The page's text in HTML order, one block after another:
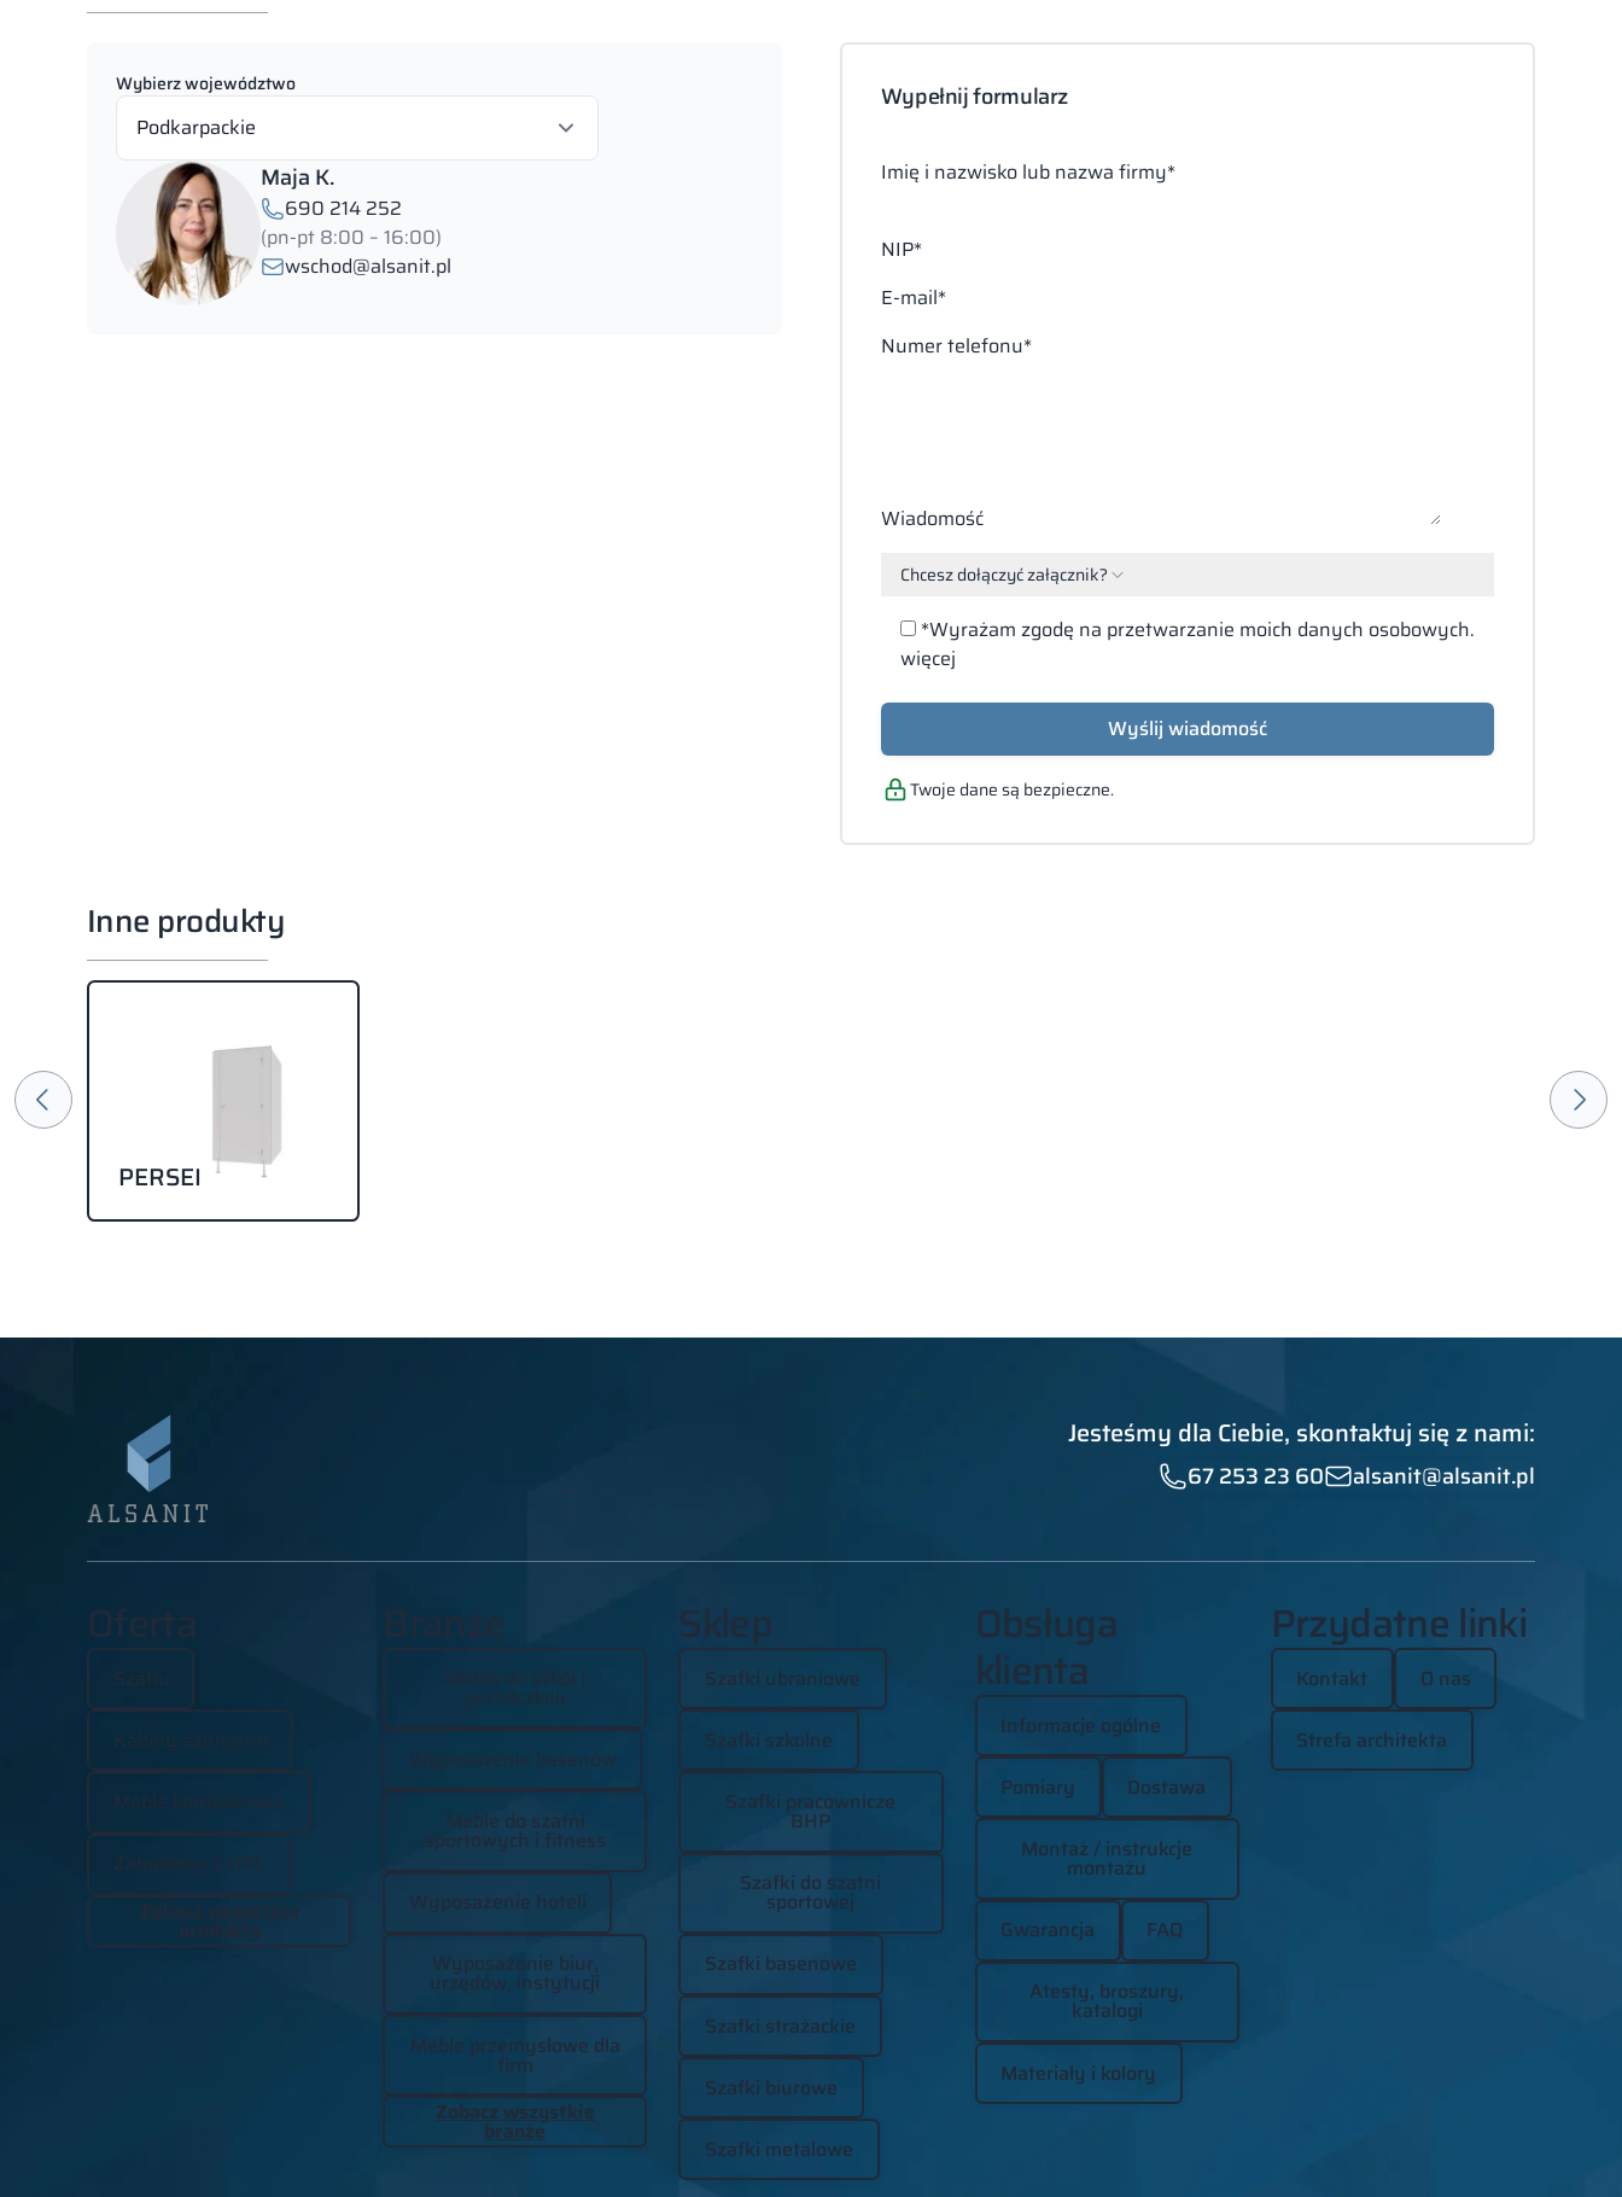
Wybierz województwo
Podkarpackie
Maja K.
690 214 252
(pn-pt 8:00 – 16:00)
wschod@alsanit.pl
Wypełnij formularz
Imię i nazwisko lub nazwa firmy*
NIP*
E-mail*
Numer telefonu*
Wiadomość
Chcesz dołączyć załącznik?
pliki
(PDF,
DOC,
JPG,
XLS)
*Wyrażam zgodę na przetwarzanie moich danych osobowych.
więcej
Wyślij wiadomość
Twoje dane są bezpieczne.
Inne produkty
PERSEI
Jesteśmy dla Ciebie, skontaktuj się z nami:
67 253 23 60 alsanit@alsanit.pl
Oferta
Kabiny sanitarne
Meble kontraktowe
Zabudowy z HPL
Branże
Wyposażenie basenów
Meble do szatni
sportowych i fitness
Wyposażenie hoteli
Wyposażenie biur,
urzędów, instytucji
Meble przemysłowe dla
firm
Zobacz wszystkie
branże
Sklep
Szafki ubraniowe
Szafki szkolne
Szafki pracownicze
BHP
Szafki do szatni
sportowej
Szafki basenowe
Szafki strażackie
Szafki biurowe
Szafki metalowe
Obsługa
klienta
Informacje ogólne
Pomiary Dostawa
Montaż / instrukcje
montażu
Gwarancja FAQ
Atesty, broszury,
katalogi
Materiały i kolory
Przydatne linki
Kontakt O nas
Strefa architekta